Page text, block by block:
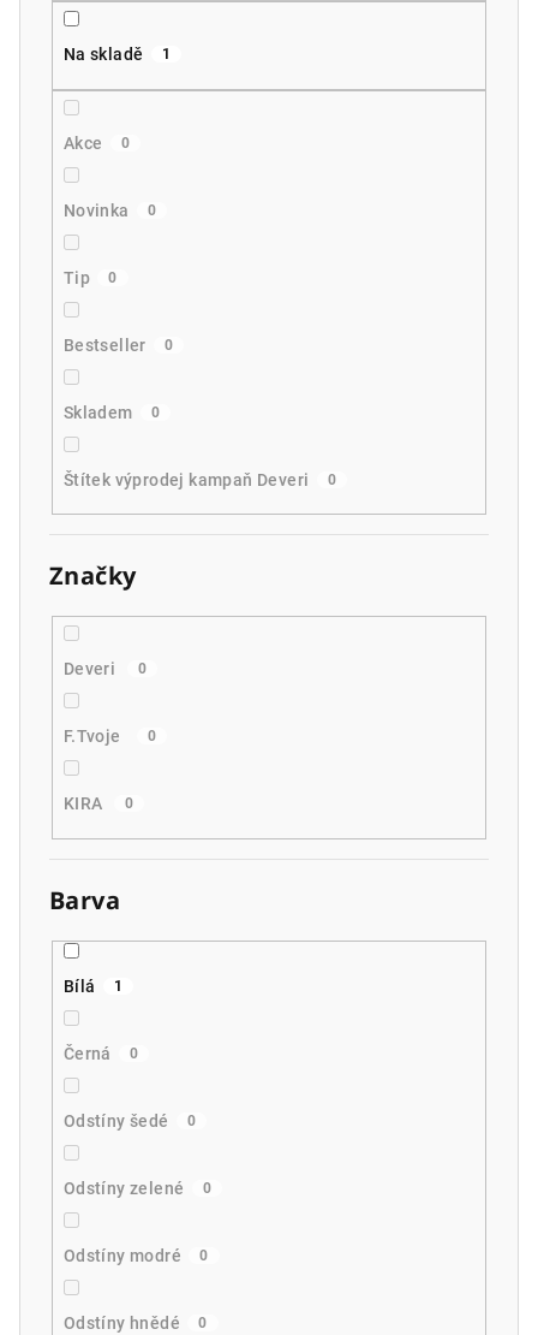
Na skladě 1
Akce 0
Novinka 0
Tip 0
Bestseller 0
Skladem 0
Štítek výprodej kampaň Deveri 0
Značky
Deveri 0
F.Tvoje 0
KIRA 0
Barva
Bílá 1
Černá 0
Odstíny šedé 0
Odstíny zelené 0
Odstíny modré 0
Odstíny hnědé 0